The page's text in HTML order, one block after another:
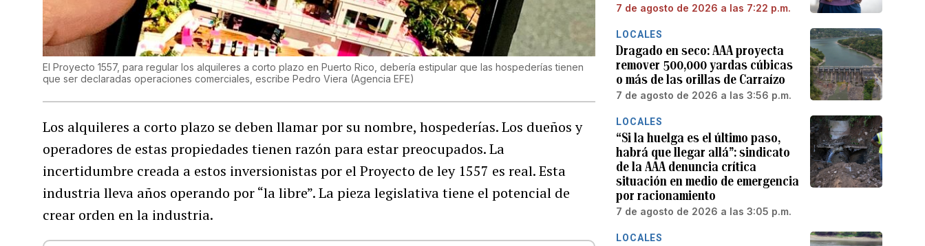
El Proyecto 1557, para regular los alquileres a corto plazo en Puerto Rico, debería estipular que las hospederías tienen
que ser declaradas operaciones comerciales, escribe Pedro Viera (Agencia EFE)
Los alquileres a corto plazo se deben llamar por su nombre, hospederías. Los dueños y
operadores de estas propiedades tienen razón para estar preocupados. La
incertidumbre creada a estos inversionistas por el Proyecto de ley 1557 es real. Esta
industria lleva años operando por “la libre”. La pieza legislativa tiene el potencial de
crear orden en la industria.
7 de agosto de 2026 a las 7:22 p.m.
LOCALES
Dragado en seco: AAA proyecta
remover 500,000 yardas cúbicas
o más de las orillas de Carraízo
7 de agosto de 2026 a las 3:56 p.m.
LOCALES
“Si la huelga es el último paso,
habrá que llegar allá”: sindicato
de la AAA denuncia crítica
situación en medio de emergencia
por racionamiento
7 de agosto de 2026 a las 3:05 p.m.
LOCALES